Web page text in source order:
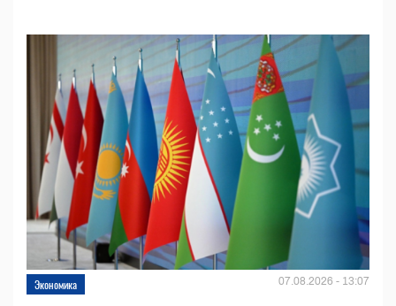
Экономика 07.08.2026 - 13:07